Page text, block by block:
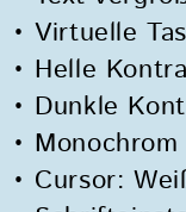
• Virtuelle
• Helle
• Dunkle
• Monochrom
• Cursor: